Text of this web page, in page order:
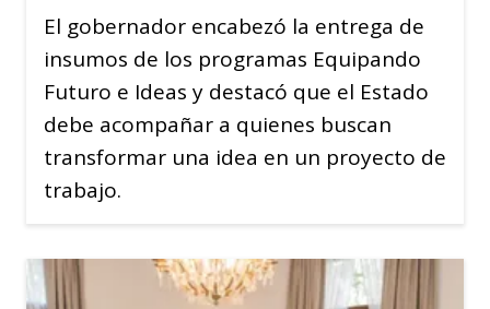
El gobernador encabezó la entrega de
insumos de los programas Equipando
Futuro e Ideas y destacó que el Estado
debe acompañar a quienes buscan
transformar una idea en un proyecto de
trabajo.